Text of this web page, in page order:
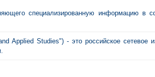
специализированную информацию в
Applied Studies") - это российское сетевое